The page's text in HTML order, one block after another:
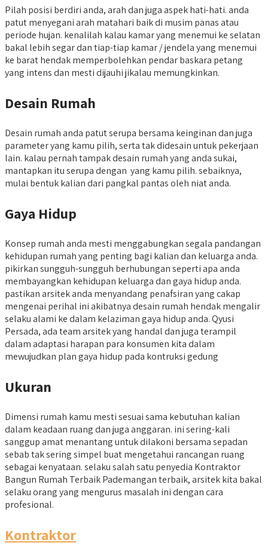
Pilah posisi berdiri anda, arah dan juga aspek hati-hati. anda
patut menyegani arah matahari baik di musim panas atau
periode hujan. kenalilah kalau kamar yang menemui ke selatan
bakal lebih segar dan tiap-tiap kamar / jendela yang menemui
ke barat hendak memperbolehkan pendar baskara petang
yang intens dan mesti dijauhi jikalau memungkinkan.
Desain Rumah
Desain rumah anda patut serupa bersama keinginan dan juga
parameter yang kamu pilih, serta tak didesain untuk pekerjaan
lain. kalau pernah tampak desain rumah yang anda sukai,
mantapkan itu serupa dengan yang kamu pilih. sebaiknya,
mulai bentuk kalian dari pangkal pantas oleh niat anda.
Gaya Hidup
Konsep rumah anda mesti menggabungkan segala pandangan
kehidupan rumah yang penting bagi kalian dan keluarga anda.
pikirkan sungguh-sungguh berhubungan seperti apa anda
membayangkan kehidupan keluarga dan gaya hidup anda.
pastikan arsitek anda menyandang penafsiran yang cakap
mengenai perihal ini akibatnya desain rumah hendak mengalir
selaku alami ke dalam kelaziman gaya hidup anda. Qyusi
Persada, ada team arsitek yang handal dan juga terampil
dalam adaptasi harapan para konsumen kita dalam
mewujudkan plan gaya hidup pada kontruksi gedung
Ukuran
Dimensi rumah kamu mesti sesuai sama kebutuhan kalian
dalam keadaan ruang dan juga anggaran. ini sering-kali
sanggup amat menantang untuk dilakoni bersama sepadan
sebab tak sering simpel buat mengetahui rancangan ruang
sebagai kenyataan. selaku salah satu penyedia Kontraktor
Bangun Rumah Terbaik Pademangan terbaik, arsitek kita bakal
selaku orang yang mengurus masalah ini dengan cara
profesional.
Kontraktor